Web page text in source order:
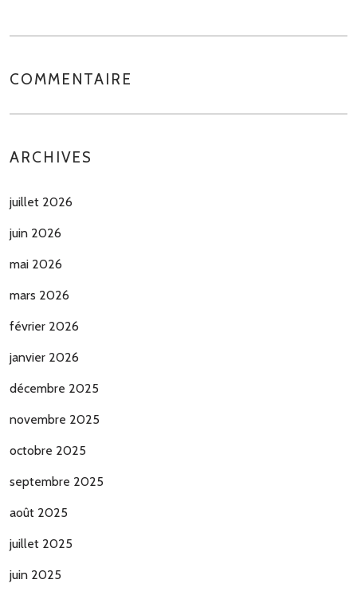
COMMENTAIRE
ARCHIVES
juillet 2026
juin 2026
mai 2026
mars 2026
février 2026
janvier 2026
décembre 2025
novembre 2025
octobre 2025
septembre 2025
août 2025
juillet 2025
juin 2025